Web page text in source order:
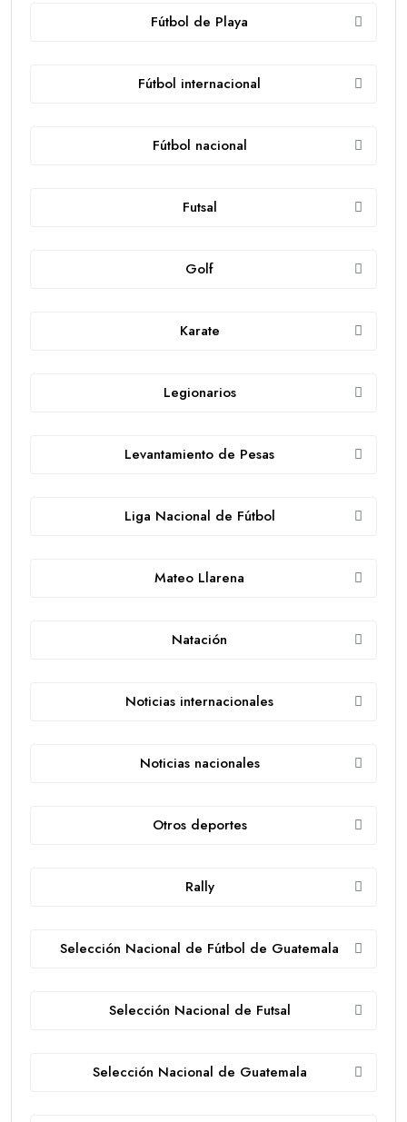
Fútbol de Playa
Fútbol internacional
Fútbol nacional
Futsal
Golf
Karate
Legionarios
Levantamiento de Pesas
Liga Nacional de Fútbol
Mateo Llarena
Natación
Noticias internacionales
Noticias nacionales
Otros deportes
Rally
Selección Nacional de Fútbol de Guatemala
Selección Nacional de Futsal
Selección Nacional de Guatemala